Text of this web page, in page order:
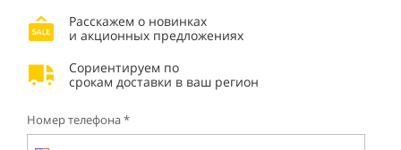
Расскажем о новинках
и акционных предложениях
Сориентируем по
срокам доставки в ваш регион
Номер телефона *